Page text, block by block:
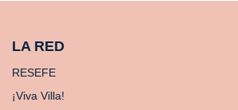
LA RED
RESEFE
¡Viva Villa!